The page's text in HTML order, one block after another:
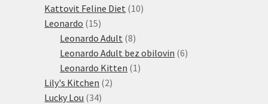
produktů
Kattovit Feline Diet 1010
Leonardo 1515
produktů
Leonardo Adult 88
produktů
Leonardo Adult bez obilovin 66
Leonardo Kitten 1 1
Lily's Kitchen 22
Lucky Lou 3434